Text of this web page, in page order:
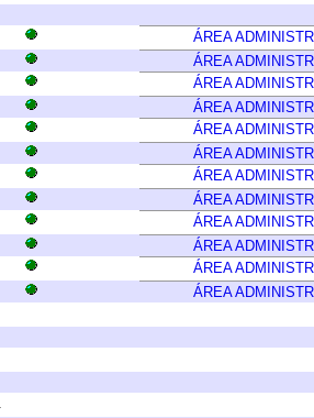
ÁREA
ÁREA
ÁREA
ÁREA
ÁREA
ÁREA
ÁREA
ÁREA
ÁREA
ÁREA
ÁREA
ÁREA